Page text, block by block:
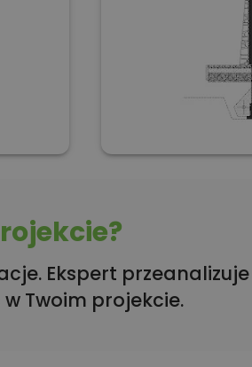
Ekspert przeanalizuje
Twoim projekcie.